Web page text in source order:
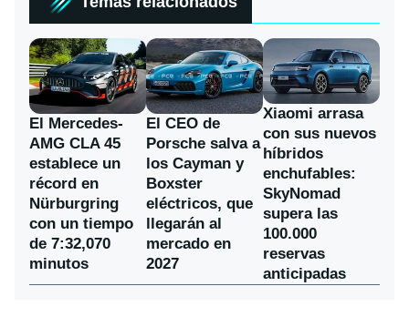
El Mercedes-
AMG CLA 45
establece un
récord en
Nürburgring
con un tiempo
de 7:32,070
minutos
El CEO de
Porsche salva a
los Cayman y
Boxster
eléctricos, que
llegarán al
mercado en
2027
Xiaomi arrasa
con sus nuevos
híbridos
enchufables:
SkyNomad
supera las
100.000
reservas
anticipadas